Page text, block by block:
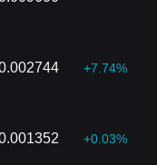
+7.74%
+0.03%